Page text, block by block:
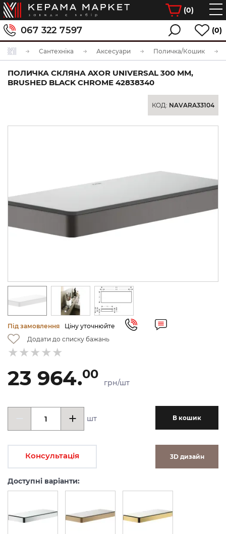
(0)
067 322 7597 (0)
Сантехніка Аксесуари Поличка/Кошик
ПОЛИЧКА СКЛЯНА AXOR UNIVERSAL 300 ММ,
BRUSHED BLACK CHROME 42838340
КОД: NAVARA33104
Під замовлення
Ціну уточнюйте
Додати до списку бажань
23 964.00
грн/шт
шт В кошик
Консультація 3D дизайн
Доступні варіанти: